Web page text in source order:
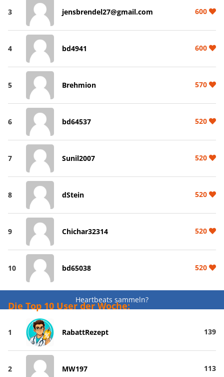
3 jensbrendel27@gmail.com 600
4 bd4941 600
5 Brehmion 570
6 bd64537 520
7 Sunil2007 520
8 dStein 520
9 Chichar32314 520
10 bd65038 520
Heartbeats sammeln?
Die Top 10 User der Woche:
1 RabattRezept 139
2 MW197 113